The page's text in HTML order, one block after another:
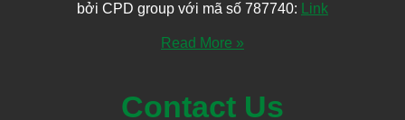
bởi CPD group với mã số 787740: Link
Read More »
Contact Us